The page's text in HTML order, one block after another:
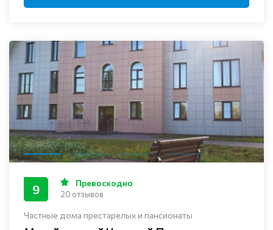
Частные дома престарелых и пансионаты
9 Превосходно
20 отзывов